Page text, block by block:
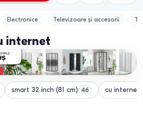
Electronice Televizoare și accesorii
internet
smart 32 inch (81 cm) 46 cu internet